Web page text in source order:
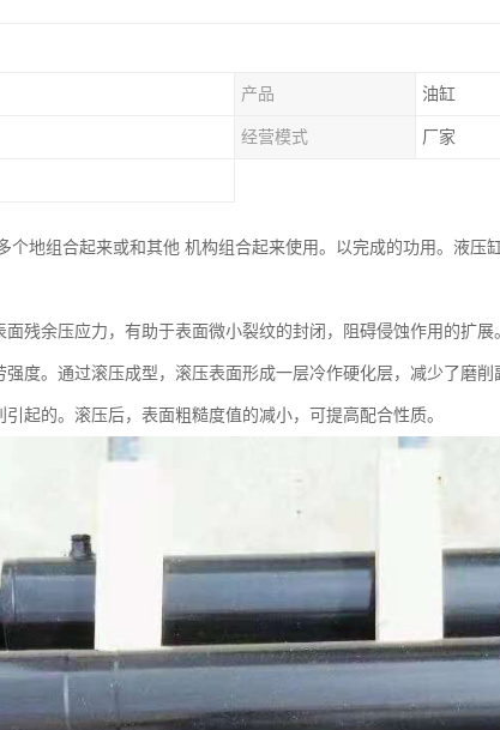
产品 油缸
经营模式 厂家
个地组合起来或和其他 机构组合起来使用。以完成的功用。液压
残余压应力，有助于表面微小裂纹的封闭，阻碍侵蚀作用的扩
度。通过滚压成型，滚压表面形成一层冷作硬化层，减少了磨
起的。滚压后，表面粗糙度值的减小，可提高配合性质。